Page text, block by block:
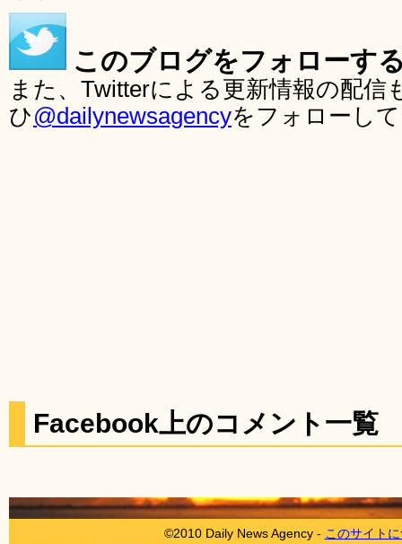
このブログをフォローす
また、Twitterによる更新情報の配
ひ@dailynewsagencyをフォローし
Facebook上のコメント一覧
©2010 Daily News Agency - このサイト